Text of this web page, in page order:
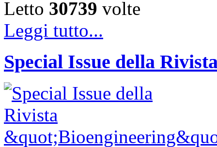
Letto 30739 volte
Leggi tutto...
Special Issue della